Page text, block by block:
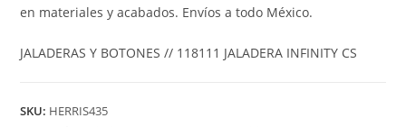
en materiales y acabados. Envíos a todo México.
JALADERAS Y BOTONES // 118111 JALADERA INFINITY CS
SKU: HERRIS435